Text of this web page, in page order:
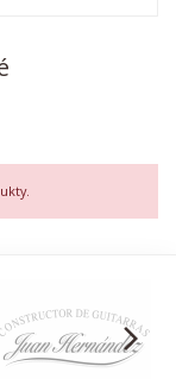
arrow_forward_ios